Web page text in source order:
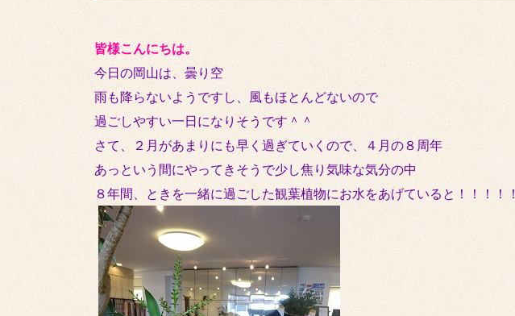
皆様こんにちは。
今日の岡山は、曇り空
雨も降らないようですし、風もほとんどないので
過ごしやすい一日になりそうです＾＾
さて、２月があまりにも早く過ぎていくので、４月の８周年
あっという間にやってきそうで少し焦り気味な気分の中
８年間、ときを一緒に過ごした観葉植物にお水をあげていると！！！！！